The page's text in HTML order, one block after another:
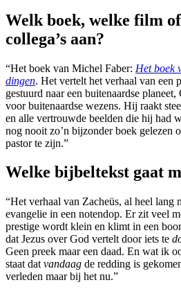
Welk boek, welke film
collega’s aan?
“Het boek van Michel Faber: Het boek
dingen. Het vertelt het verhaal van een
gestuurd naar een buitenaardse
voor buitenaardse wezens. Hij raakt
en alle vertrouwde beelden die hij had
nog nooit zo’n bijzonder boek gelezen
pastor te zijn.”
Welke bijbeltekst gaat
“Het verhaal van Zacheüs, al heel lang
evangelie in een notendop. Er zit veel
prestige wordt klein en klimt in een
dat Jezus over God vertelt door iets te
Geen preek maar een daad. En wat ik
staat dat vandaag de redding is
verleden maar bij het nu.”